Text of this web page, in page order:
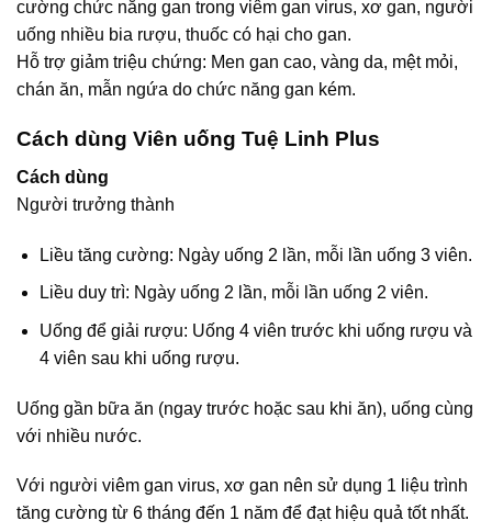
cường chức năng gan trong viêm gan virus, xơ gan, người
uống nhiều bia rượu, thuốc có hại cho gan.
Hỗ trợ giảm triệu chứng: Men gan cao, vàng da, mệt mỏi,
chán ăn, mẫn ngứa do chức năng gan kém.
Cách dùng Viên uống Tuệ Linh Plus
Cách dùng
Người trưởng thành
Liều tăng cường: Ngày uống 2 lần, mỗi lần uống 3 viên.
Liều duy trì: Ngày uống 2 lần, mỗi lần uống 2 viên.
Uống để giải rượu: Uống 4 viên trước khi uống rượu và
4 viên sau khi uống rượu.
Uống gần bữa ăn (ngay trước hoặc sau khi ăn), uống cùng
với nhiều nước.
Với người viêm gan virus, xơ gan nên sử dụng 1 liệu trình
tăng cường từ 6 tháng đến 1 năm để đạt hiệu quả tốt nhất.